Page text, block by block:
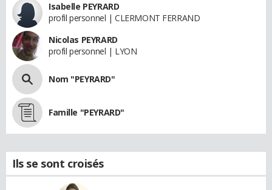
Isabelle PEYRARD
profil personnel | CLERMONT FERRAND
Nicolas PEYRARD
profil personnel | LYON
Nom "PEYRARD"
Famille "PEYRARD"
Ils se sont croisés